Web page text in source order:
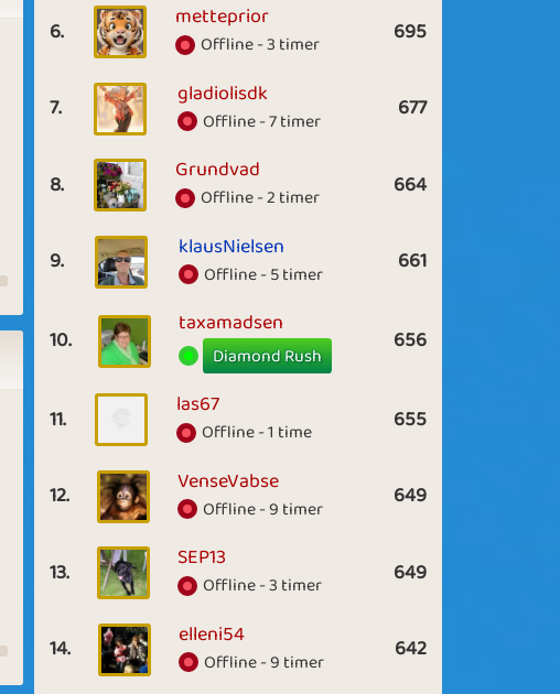
6. metteprior
Offline - 3 timer 695
7. gladiolisdk
Offline - 7 timer 677
8. Grundvad
Offline - 2 timer 664
9. klausNielsen
Offline - 5 timer 661
10.
taxamadsen
Diamond Rush 656
11. las67
Offline - 1 time 655
12. VenseVabse
Offline - 9 timer 649
13. SEP13
Offline - 3 timer 649
14. elleni54
Offline - 9 timer 642